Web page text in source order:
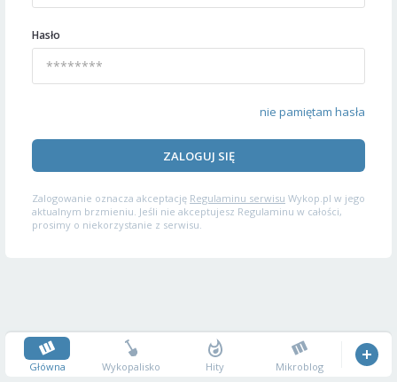
Hasło
nie pamiętam hasła
ZALOGUJ SIĘ
Zalogowanie oznacza akceptację Regulaminu serwisu Wykop.pl w jego
aktualnym brzmieniu. Jeśli nie akceptujesz Regulaminu w całości,
prosimy o niekorzystanie z serwisu.
Główna Wykopalisko Hity Mikroblog